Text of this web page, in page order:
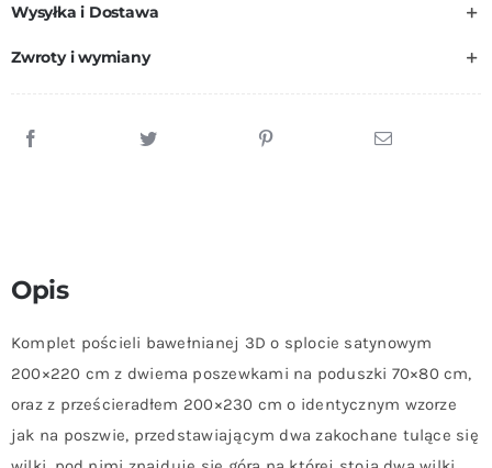
Wysyłka i Dostawa
Zwroty i wymiany
Opis
Komplet pościeli bawełnianej 3D o splocie satynowym
200×220 cm z dwiema poszewkami na poduszki 70×80 cm,
oraz z prześcieradłem 200×230 cm o identycznym wzorze
jak na poszwie, przedstawiającym dwa zakochane tulące się